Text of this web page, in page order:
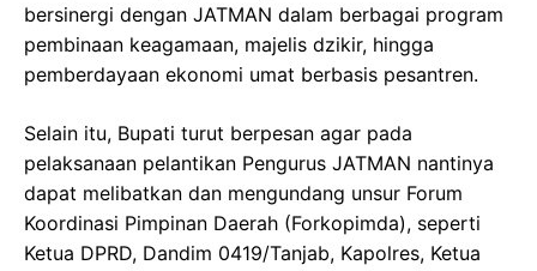
bersinergi dengan JATMAN dalam berbagai program
pembinaan keagamaan, majelis dzikir, hingga
pemberdayaan ekonomi umat berbasis pesantren.
Selain itu, Bupati turut berpesan agar pada
pelaksanaan pelantikan Pengurus JATMAN nantinya
dapat melibatkan dan mengundang unsur Forum
Koordinasi Pimpinan Daerah (Forkopimda), seperti
Ketua DPRD, Dandim 0419/Tanjab, Kapolres, Ketua